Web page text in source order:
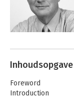
Andere
Inhoudsopgave
Foreword
Introduction